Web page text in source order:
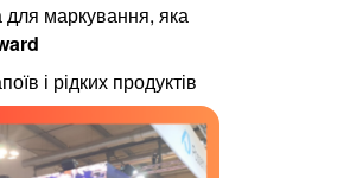
маркування, яка
і рідких продуктів